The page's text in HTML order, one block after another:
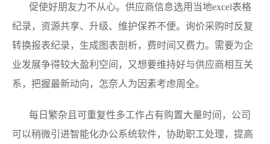
促使好朋友力不从心。供应商信息选用当地excel表格
纪录，资源共享、升级、维护保养不便。询价采购时反复
转换报表纪录，生成图表剖析，费时间又费力。需要为企
业发展争得较大盈利空间，又想要维持好与供应商相互关
系，把握最新动向，怎奈人为因素考虑周全。
每日繁杂且可重复性多工作占有购置大量时间，公司
可以稍微引进智能化办公系统软件，协助职工处理，提高